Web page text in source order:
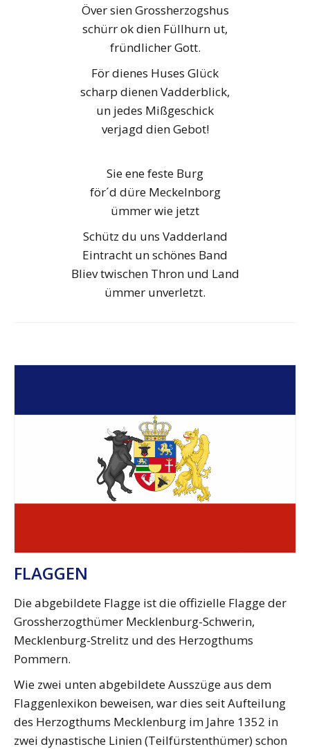
Över sien Grossherzogshus
schürr ok dien Füllhurn ut,
fründlicher Gott.
För dienes Huses Glück
scharp dienen Vadderblick,
un jedes Mißgeschick
verjagd dien Gebot!
Sie ene feste Burg
för´d düre Meckelnborg
ümmer wie jetzt
Schütz du uns Vadderland
Eintracht un schönes Band
Bliev twischen Thron und Land
ümmer unverletzt.
FLAGGEN
Die abgebildete Flagge ist die offizielle Flagge der
Grossherzogthümer Mecklenburg-Schwerin,
Mecklenburg-Strelitz und des Herzogthums
Pommern.
Wie zwei unten abgebildete Ausszüge aus dem
Flaggenlexikon beweisen, war dies seit Aufteilung
des Herzogthums Mecklenburg im Jahre 1352 in
zwei dynastische Linien (Teilfürstenthümer) schon